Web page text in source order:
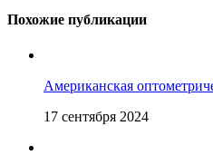
Похожие публикации
Американская
17 сентября 2024